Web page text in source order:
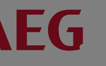
LINK